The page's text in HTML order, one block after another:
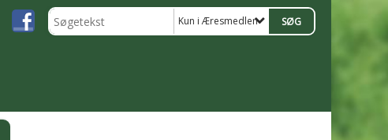
Kun i Æresmedlemmer